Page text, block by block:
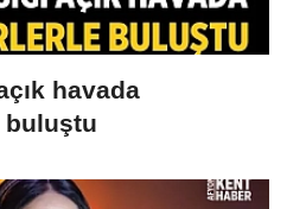
havada
buluştu